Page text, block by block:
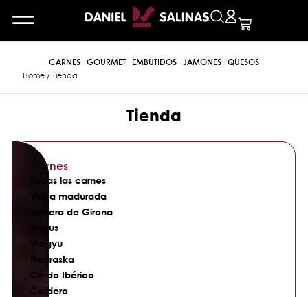
CARNES GOURMET EMBUTIDOS JAMONES QUESOS
Home/ Tienda
Tienda
Carnes
Todas las carnes
Vaca madurada
Ternera de Girona
Angus
Wagyu
Nebraska
Cerdo Ibérico
Cordero